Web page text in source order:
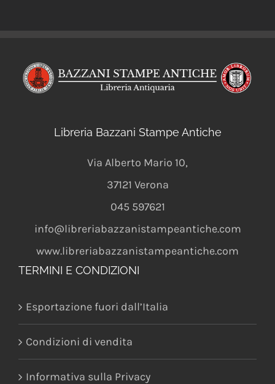
Libreria Bazzani Stampe Antiche
Via Alberto Mario 10,
37121 Verona
045 597621
info@libreriabazzanistampeantiche.com
www.libreriabazzanistampeantiche.com
TERMINI E CONDIZIONI
Esportazione fuori dall’Italia
Condizioni di vendita
Informativa sulla Privacy